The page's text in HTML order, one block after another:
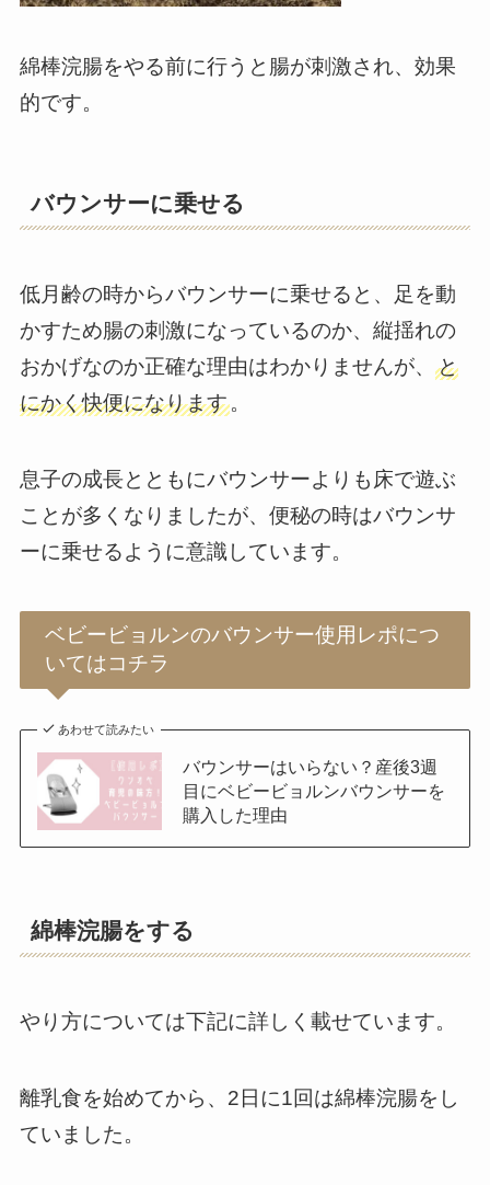
綿棒浣腸をやる前に行うと腸が刺激され、効果
的です。
バウンサーに乗せる
低月齢の時からバウンサーに乗せると、足を動
かすため腸の刺激になっているのか、縦揺れの
おかげなのか正確な理由はわかりませんが、 と
にかく快便になります。
息子の成長とともにバウンサーよりも床で遊ぶ
ことが多くなりましたが、便秘の時はバウンサ
ーに乗せるように意識しています。
ベビービョルンのバウンサー使用レポにつ
いてはコチラ
あわせて読みたい
バウンサーはいらない？産後3週
目にベビービョルンバウンサーを
購入した理由
綿棒浣腸をする
やり方については下記に詳しく載せています。
離乳食を始めてから、2日に1回は綿棒浣腸をし
ていました。